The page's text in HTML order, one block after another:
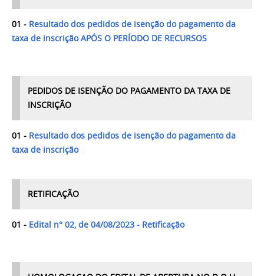
01 - Resultado dos pedidos de isenção do pagamento da
taxa de inscrição APÓS O PERÍODO DE RECURSOS
PEDIDOS DE ISENÇÃO DO PAGAMENTO DA TAXA DE
INSCRIÇÃO
01 - Resultado dos pedidos de isenção do pagamento da
taxa de inscrição
RETIFICAÇÃO
01 - Edital n° 02, de 04/08/2023 - Retificação